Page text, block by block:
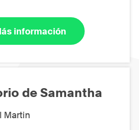
información
de Samantha
Martin